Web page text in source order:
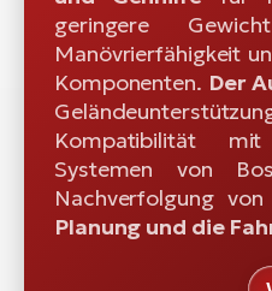
geringere
Manövrierfähigkeit
Komponenten. Der
Kompatibilität
Systemen von
Nachverfolgung
Planung und die